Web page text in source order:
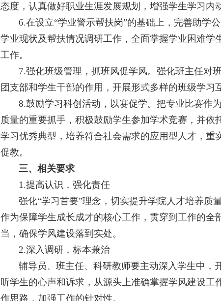
态度，认真做好职业生涯发展规划，增强学生学习内
6.在设立“学业警示帮扶岗”的基础上 ， 完善助学
学业现状及帮扶情况调研工作，全面掌握学业困难学
工作。
7.强化班级管理，抓班风促学风。强化班主任对
团支部和学生干部的作用，开展形式多样的班级学习
8.鼓励学习科创活动 ，以赛促学。把专业比赛作为
质量的重要抓手 ，积极鼓励学生参加学术竞赛，并依
学习优秀典型 ，培养符合社会需求的应用型人才 ，重
促教。
三、相关要求
1.提高认识，强化责任
强化“学习首要”理念，切实提升学院人才培养质
作为保障学生成长成才的核心工作，贯穿到工作的全
当，确保学风建设落到实处。
2.深入调研，标本兼治
辅导员、班主任、科研教师要主动深入学生中，
听学生的心声和诉求，从源头上准确掌握学风建设工
作思路，加强工作的针对性。